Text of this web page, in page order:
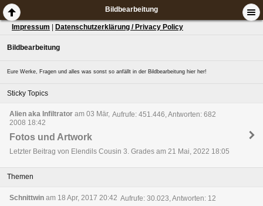
Bildbearbeitung
Impressum Datenschutzerklärung / Privacy Policy
Bildbearbeitung
Eure Werke, Fragen und alles was sonst so anfällt in der Bildbearbeitung hier her!
Sticky Topics
Alien aka Infiltrator am 03 Mär,
2008 18:42
Aufrufe: 451.446, Antworten: 682
Fotos und Artwork
Letzter Beitrag von Elendils Cousin 3. Grades am 21 Mai, 2022 18:05
Themen
Schnittwin am 18 Apr, 2017 20:42 Aufrufe: 30.023, Antworten: 12